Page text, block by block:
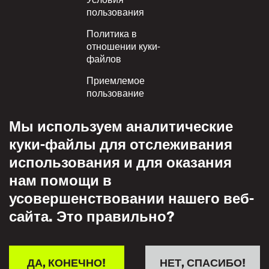
пользования
Политика в
отношении куки-
файлов
Приемлемое
пользование
конфиденциальности
Политика взаимного
уважения
Мы используем аналитические
куки-файлы для отслеживания
использования и для оказания
нам помощи в
усовершенствовании нашего веб-
сайта. Это правильно?
НЕТ, СПАСИБО!
ДА, КОНЕЧНО!